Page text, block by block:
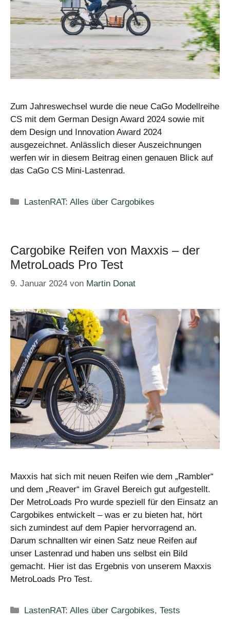
Zum Jahreswechsel wurde die neue CaGo Modellreihe
CS mit dem German Design Award 2024 sowie mit
dem Design und Innovation Award 2024
ausgezeichnet. Anlässlich dieser Auszeichnungen
werfen wir in diesem Beitrag einen genauen Blick auf
das CaGo CS Mini-Lastenrad.
Kategorien
LastenRAT: Alles über Cargobikes
Cargobike Reifen von Maxxis – der
MetroLoads Pro Test
9. Januar 2024 von Martin Donat
Maxxis hat sich mit neuen Reifen wie dem „Rambler“
und dem „Reaver“ im Gravel Bereich gut aufgestellt.
Der MetroLoads Pro wurde speziell für den Einsatz an
Cargobikes entwickelt – was er zu bieten hat, hört
sich zumindest auf dem Papier hervorragend an.
Darum schnallten wir einen Satz neue Reifen auf
unser Lastenrad und haben uns selbst ein Bild
gemacht. Hier ist das Ergebnis von unserem Maxxis
MetroLoads Pro Test.
Kategorien
LastenRAT: Alles über Cargobikes,Tests